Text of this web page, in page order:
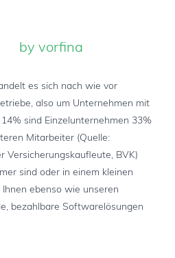
by vorfina
es sich nach wie vor
also um Unternehmen mit
sind Einzelunternehmen 33%
Mitarbeiter (Quelle:
Versicherungskaufleute, BVK)
sind oder in einem kleinen
ebenso wie unseren
bezahlbare Softwarelösungen